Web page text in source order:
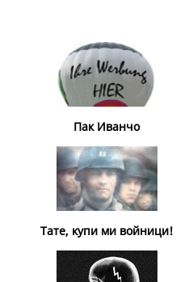
Пак Иванчо
Тате, купи ми войници!